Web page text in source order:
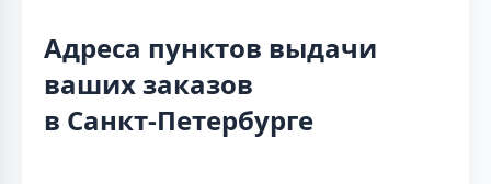
Адреса пунктов выдачи
ваших заказов
в Санкт-Петербурге